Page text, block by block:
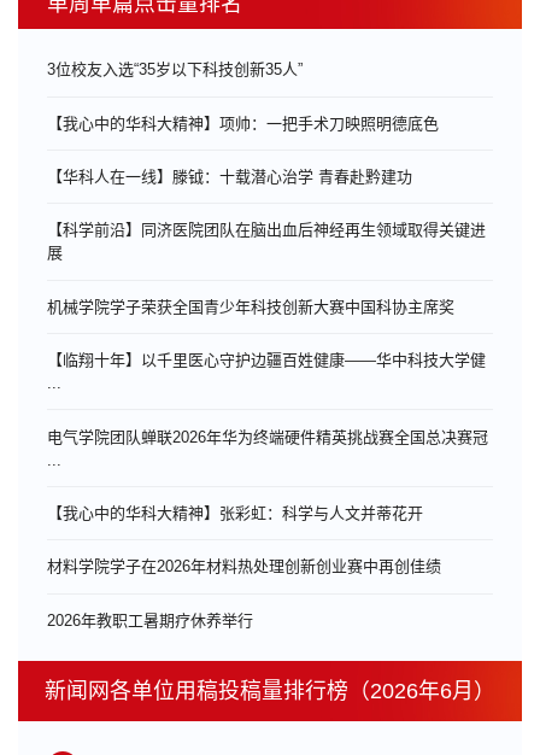
3位校友入选“35岁以下科技创新35人”
【我心中的华科大精神】项帅：一把手术刀映照明德底色
【华科人在一线】滕钺：十载潜心治学 青春赴黔建功
【科学前沿】同济医院团队在脑出血后神经再生领域取得关键进
展
机械学院学子荣获全国青少年科技创新大赛中国科协主席奖
【临翔十年】以千里医心守护边疆百姓健康——华中科技大学健
...
电气学院团队蝉联2026年华为终端硬件精英挑战赛全国总决赛冠
【我心中的华科大精神】张彩虹：科学与人文并蒂花开
材料学院学子在2026年材料热处理创新创业赛中再创佳绩
​2026年教职工暑期疗休养举行
新闻网各单位用稿投稿量排行榜（2026年6月）